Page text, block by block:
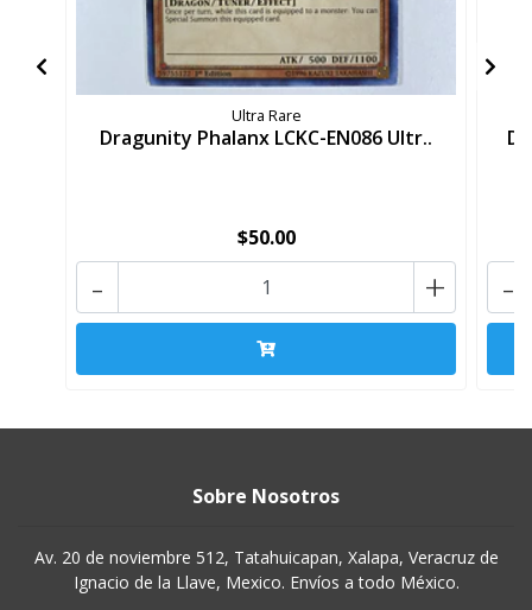
Ultra Rare
Dragunity Phalanx LCKC-EN086 Ultr..
$50.00
+
- -
Sobre Nosotros
Av. 20 de noviembre 512, Tatahuicapan, Xalapa, Veracruz de
Ignacio de la Llave, Mexico. Envíos a todo México.